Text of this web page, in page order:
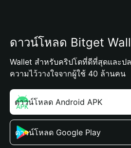
ดาวน์โหลด Bitget
Wallet สำหรับคริปโตที่ดีที่สุดและป
ความไว้วางใจจากผู้ใช้ 40 ล้านคน
ดาวน์โหลด Android APK
ดาวน์โหลด Google Play